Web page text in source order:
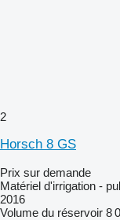
2
Horsch 8 GS
Prix sur demande
Matériel d'irrigation -
2016
Volume du réservoir 8